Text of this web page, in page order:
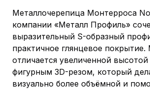
Металлочерепица Монтерроса
компании «Металл Профиль»
выразительный S-образный
практичное глянцевое
отличается увеличенной
фигурным 3D-резом, который
визуально более объёмной и